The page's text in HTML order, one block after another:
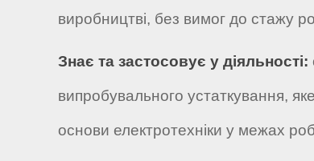
виробництві, без вимог до стажу
Знає та застосовує у діяльності:
випробувального устаткування,
основи електротехніки у межах